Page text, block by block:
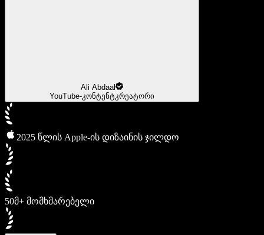
Ali Abdaal
YouTube-კონტენტკრეატორი
2025 წლის Apple-ის დიზაინის ჯილდო
50მ+ მომხმარებელი